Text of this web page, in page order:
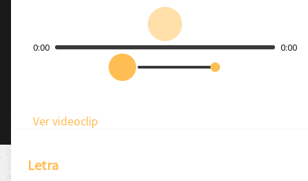
0:00 0:00
Ver videoclip
Letra